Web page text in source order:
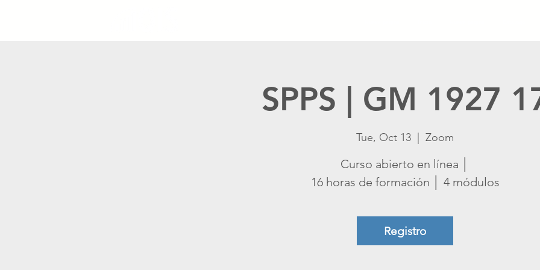
SPPS | GM 1927
Tue, Oct 13 Zoom
Curso abierto en línea │
16 horas de formación │ 4 módulos
Registro